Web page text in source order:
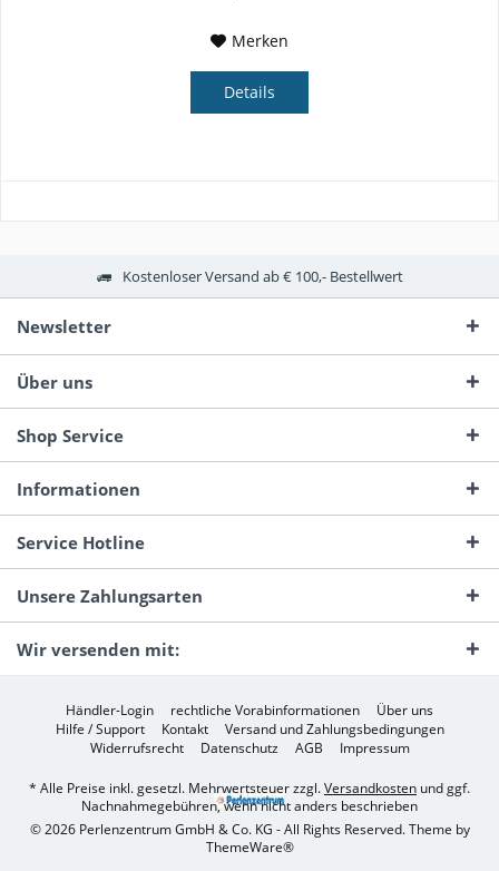
Merken
Details
Kostenloser Versand ab € 100,- Bestellwert
Newsletter
Über uns
Shop Service
Informationen
Service Hotline
Unsere Zahlungsarten
Wir versenden mit:
Händler-Login rechtliche Vorabinformationen
Über uns
Hilfe / Support
Kontakt
Versand und Zahlungsbedingungen
Widerrufsrecht
Datenschutz AGB Impressum
* Alle Preise inkl. gesetzl. Mehrwertsteuer zzgl.Versandkosten und ggf.
Nachnahmegebühren, wenn nicht anders beschrieben
© 2026 Perlenzentrum GmbH & Co. KG - All Rights Reserved. Theme by
ThemeWare®